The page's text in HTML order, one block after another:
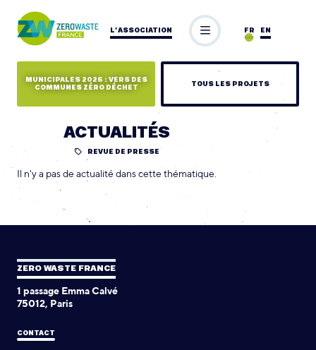
L’ASSOCIATION EN
FR
MUNICIPALES 2026 : VERS DES
COMMUNES ZÉRO DÉCHET
TOUS LES PROJETS
ACTUALITÉS
REVUE DE PRESSE
Il n'y a pas de actualité dans cette thématique.
ZERO WASTE FRANCE
1 passage Emma Calvé
75012, Paris
CONTACT